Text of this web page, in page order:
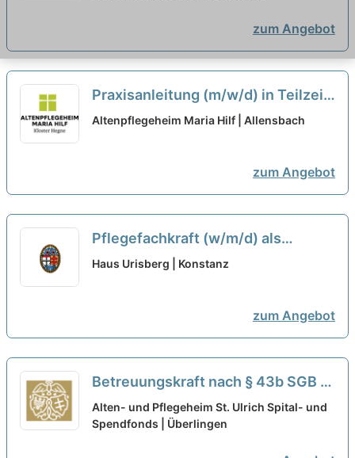
zum Angebot
Praxisanleitung (m/w/d) in Teilzeit
(75%) - Teamplayer:in mit Herz
Altenpflegeheim Maria Hilf | Allensbach
zum Angebot
Pflegefachkraft (w/m/d) als
Dauernachtwache in Teilzeit (50-
Haus Urisberg | Konstanz
zum Angebot
Betreuungskraft nach § 43b SGB XI
(m/w/d) in Teilzeit - Herzlich
willkommen! neu
Alten- und Pflegeheim St. Ulrich Spital- und
Spendfonds | Überlingen